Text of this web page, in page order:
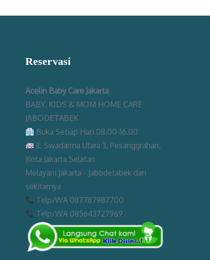
Reservasi
Acelin Baby Care Jakarta
BABY, KIDS & MOM HOME CARE
JABODETABEK
Buka Setiap Hari 08.00-16.00
Jl. Swadarma Utara 3, Pesanggrahan,
Kota Jakarta Selatan
Melayani Jakarta - Jabodetabek dan
sekitarnya
Telp/WA 087787987700
Telp/WA 085643727969